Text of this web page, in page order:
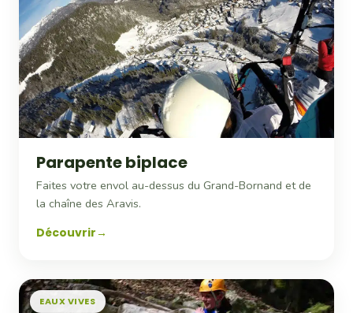
Parapente biplace
Faites votre envol au-dessus du Grand-Bornand et de
la chaîne des Aravis.
Découvrir
EAUX VIVES